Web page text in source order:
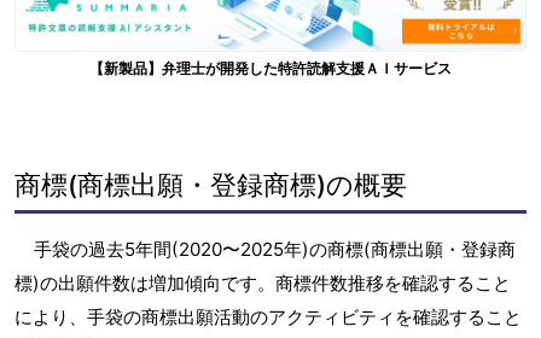
【新製品】弁理士が開発した特許読解支援ＡＩサービス
商標(商標出願・登録商標)の概要
手袋の過去5年間(2020〜2025年)の商標(商標出願・登録商
標)の出願件数は増加傾向です。商標件数推移を確認すること
により、手袋の商標出願活動のアクティビティを確認すること